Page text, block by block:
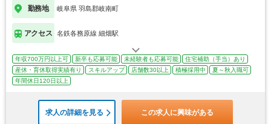
勤務地 岐阜県 羽島郡岐南町
アクセス 名鉄各務原線 細畑駅
年収700万円以上可 新卒も応募可能 未経験者も応募可能
住宅補助（手当）あり
産休・育休取得実績有り
スキルアップ 店舗数30以上 積極採用中
夏～秋入職可
年間休日120日以上
求人の詳細を見る この求人に興味がある